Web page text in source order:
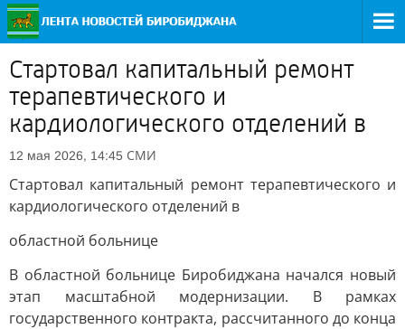
Стартовал капитальный ремонт
терапевтического и
кардиологического отделений в
12 мая 2026, 14:45 СМИ
Стартовал капитальный ремонт терапевтического и
кардиологического отделений в
областной больнице
В областной больнице Биробиджана начался новый
этап масштабной модернизации. В рамках
государственного контракта, рассчитанного до конца